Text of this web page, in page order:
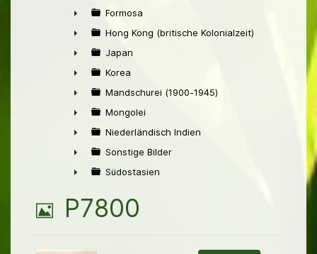
►
►
Formosa
►
Hong Kong (britische Kolonialzeit)
►
Japan
►
Korea
►
Mandschurei (1900-1945)
►
Mongolei
►
Niederländisch Indien
►
Sonstige Bilder
Südostasien
B
P7800